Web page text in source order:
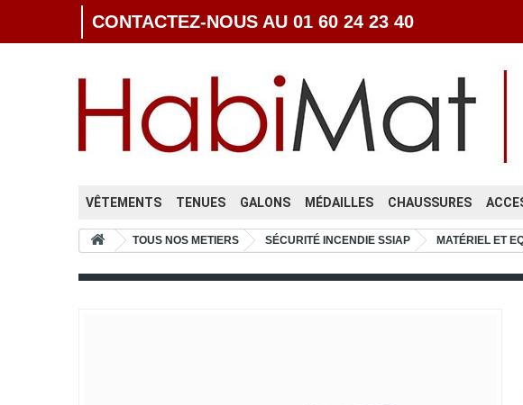
CONTACTEZ-NOUS AU 01 60 24 23 40
VÊTEMENTS TENUES GALONS MÉDAILLES CHAUSSURES
TOUS NOS METIERS SÉCURITÉ INCENDIE SSIAP MATÉRIEL ET